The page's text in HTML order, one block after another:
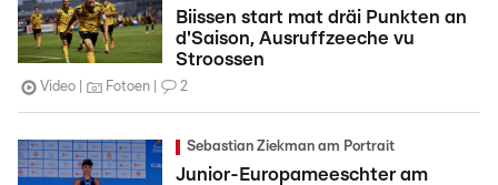
Biissen start mat dräi Punkten an
d'Saison, Ausruffzeeche vu
Stroossen
Video Fotoen 2
Sebastian Ziekman am Portrait
Junior-Europameeschter am